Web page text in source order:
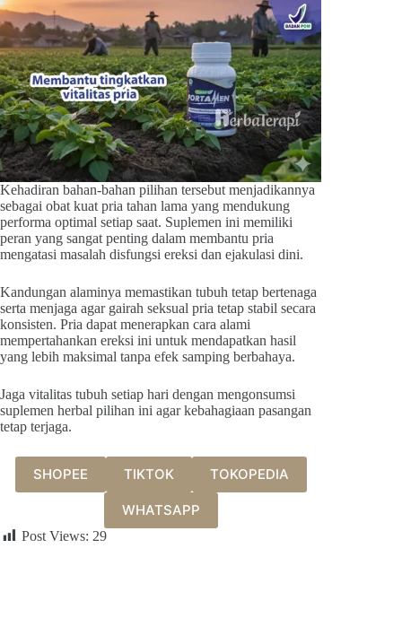
Kehadiran bahan-bahan pilihan tersebut menjadikannya
sebagai obat kuat pria tahan lama yang mendukung
performa optimal setiap saat. Suplemen ini memiliki
peran yang sangat penting dalam membantu pria
mengatasi masalah disfungsi ereksi dan ejakulasi dini.
Kandungan alaminya memastikan tubuh tetap bertenaga
serta menjaga agar gairah seksual pria tetap stabil secara
konsisten. Pria dapat menerapkan cara alami
mempertahankan ereksi ini untuk mendapatkan hasil
yang lebih maksimal tanpa efek samping berbahaya.
Jaga vitalitas tubuh setiap hari dengan mengonsumsi
suplemen herbal pilihan ini agar kebahagiaan pasangan
tetap terjaga.
SHOPEE TIKTOK TOKOPEDIA
WHATSAPP
Post Views: 29